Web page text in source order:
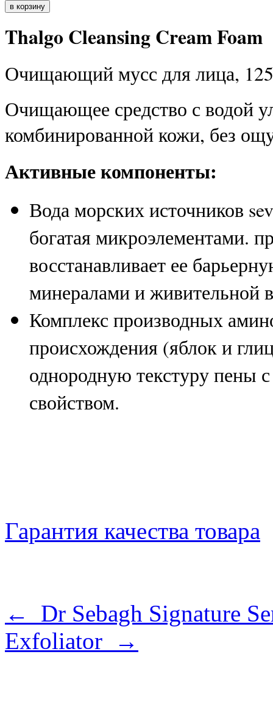
Thalgo Cleansing Cream Foam
Очищающий мусс для лица,
Очищающее средство с водой
комбинированной кожи, без
Активные компоненты:
Вода морских источников
богатая микроэлементами.
восстанавливает ее
минералами и живительной
Комплекс производных
происхождения (яблок и
однородную текстуру пены
свойством.
Гарантия качества товара
← Dr Sebagh Signature
Exfoliator →